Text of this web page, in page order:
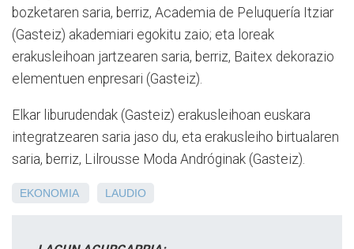
bozketaren saria, berriz, Academia de Peluquería Itziar
(Gasteiz) akademiari egokitu zaio; eta loreak
erakusleihoan jartzearen saria, berriz, Baitex dekorazio
elementuen enpresari (Gasteiz).
Elkar liburudendak (Gasteiz) erakusleihoan euskara
integratzearen saria jaso du, eta erakusleiho birtualaren
saria, berriz, Lilrousse Moda Andróginak (Gasteiz).
EKONOMIA LAUDIO